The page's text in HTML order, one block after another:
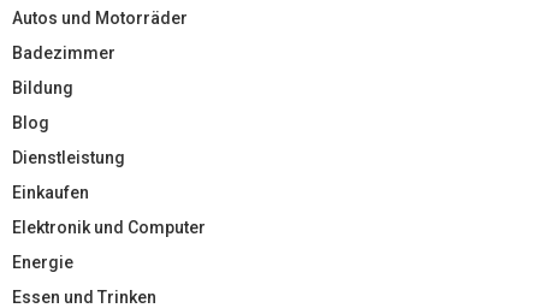
Autos und Motorräder
Badezimmer
Bildung
Blog
Dienstleistung
Einkaufen
Elektronik und Computer
Energie
Essen und Trinken